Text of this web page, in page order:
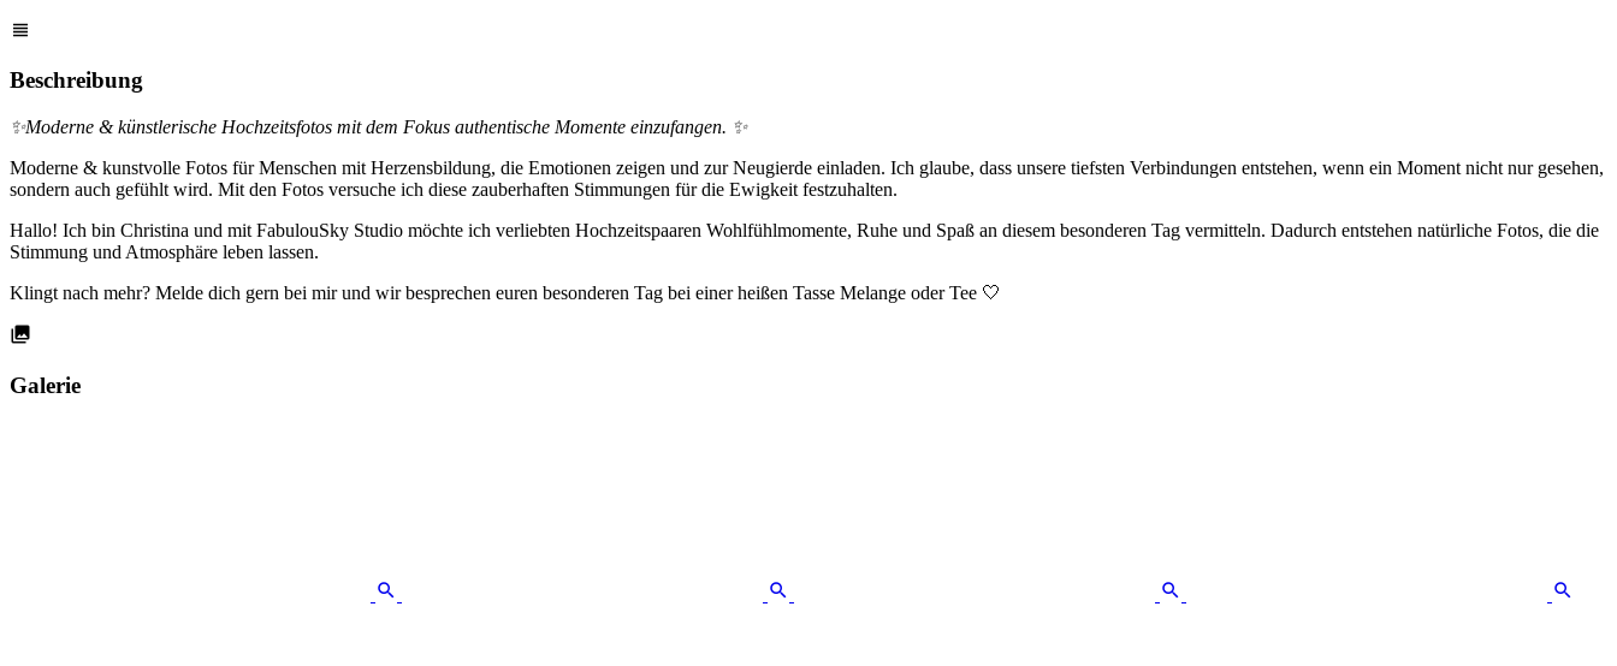
Beschreibung
✨Moderne & künstlerische Hochzeitsfotos mit dem Fokus authentische Momente einzufangen. ✨
Moderne & kunstvolle Fotos für Menschen mit Herzensbildung, die Emotionen zeigen und zur Neugierde einladen. Ich glaube, dass unsere tiefsten Verbindungen entstehen, wenn ein Moment nicht nur gesehen,
sondern auch gefühlt wird. Mit den Fotos versuche ich diese zauberhaften Stimmungen für die Ewigkeit festzuhalten.
Hallo! Ich bin Christina und mit FabulouSky Studio möchte ich verliebten Hochzeitspaaren Wohlfühlmomente, Ruhe und Spaß an diesem besonderen Tag vermitteln. Dadurch entstehen natürliche Fotos, die die
Stimmung und Atmosphäre leben lassen.
Klingt nach mehr? Melde dich gern bei mir und wir besprechen euren besonderen Tag bei einer heißen Tasse Melange oder Tee 🤍
Galerie